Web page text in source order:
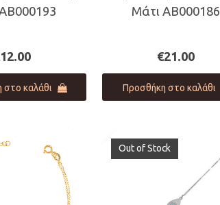
12.00
καλάθι
Μάτι AB000186
€21.00
Προσθήκη στο καλάθι
Out of Stock